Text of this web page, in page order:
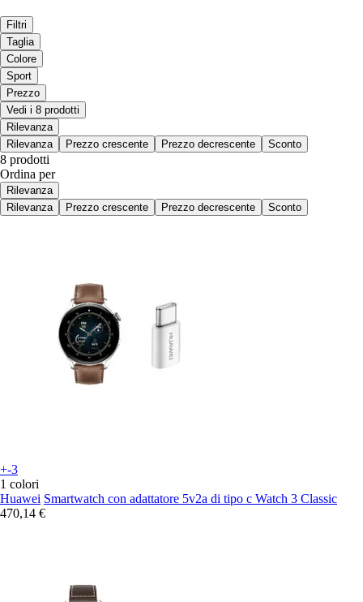
Filtri
Taglia
Colore
Sport
Prezzo
Vedi i 8 prodotti
Rilevanza
Rilevanza
Prezzo crescente Prezzo decrescente Sconto
8 prodotti
Ordina per
Rilevanza
Rilevanza
Prezzo crescente Prezzo decrescente Sconto
+-3
1 colori
Huawei Smartwatch con adattatore 5v2a di tipo c Watch 3 Classic
470,14 €